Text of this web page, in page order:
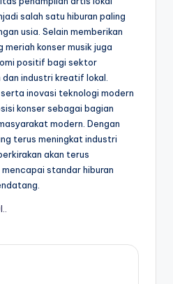
salah satu hiburan paling
usia. Selain memberikan
meriah konser musik juga
positif bagi sektor
industri kreatif lokal.
inovasi teknologi modern
konser sebagai bagian
modern. Dengan
terus meningkat industri
akan terus
standar hiburan